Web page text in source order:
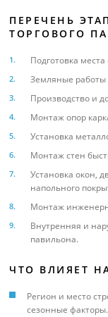
ПЕРЕЧЕНЬ
ТОРГОВОГО
Подготовка
Земляные работы
Производство и
Монтаж опор
Установка
Монтаж стен
Установка окон,
напольного
Монтаж
Внутренняя и
павильона.
ЧТО ВЛИЯЕТ
Регион и место
сезонные факторы.